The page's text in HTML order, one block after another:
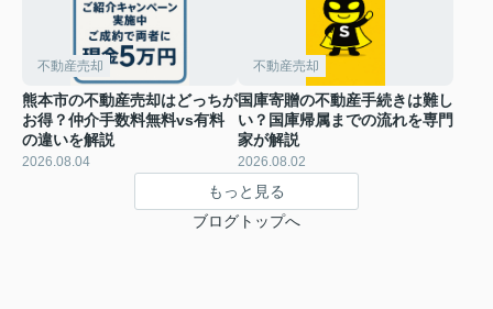
不動産売却
熊本市の不動産売却はどっちが
お得？仲介手数料無料vs有料
の違いを解説
2026.08.04
不動産売却
国庫寄贈の不動産手続きは難し
い？国庫帰属までの流れを専門
家が解説
2026.08.02
もっと見る
ブログトップへ